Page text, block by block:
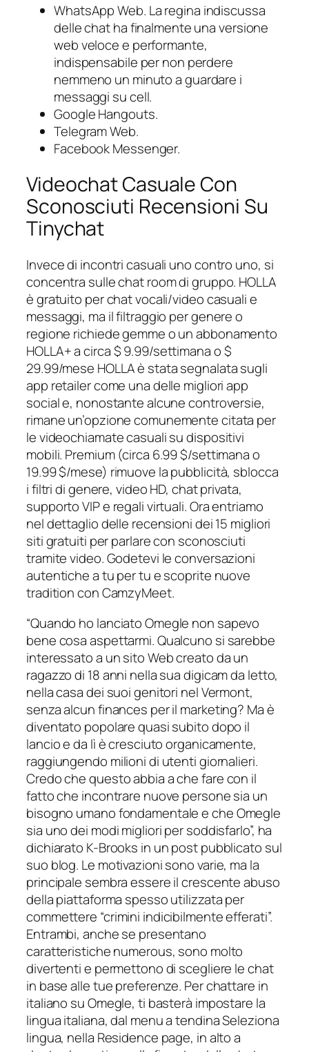
WhatsApp Web. La regina indiscussa
delle chat ha finalmente una versione
web veloce e performante,
indispensabile per non perdere
nemmeno un minuto a guardare i
messaggi su cell.
Google Hangouts.
Telegram Web.
Facebook Messenger.
Videochat Casuale Con
Sconosciuti Recensioni Su
Tinychat
Invece di incontri casuali uno contro uno, si
concentra sulle chat room di gruppo. HOLLA
è gratuito per chat vocali/video casuali e
messaggi, ma il filtraggio per genere o
regione richiede gemme o un abbonamento
HOLLA+ a circa $ 9.99/settimana o $
29.99/mese HOLLA è stata segnalata sugli
app retailer come una delle migliori app
social e, nonostante alcune controversie,
rimane un’opzione comunemente citata per
le videochiamate casuali su dispositivi
mobili. Premium (circa 6.99 $/settimana o
19.99 $/mese) rimuove la pubblicità, sblocca
i filtri di genere, video HD, chat privata,
supporto VIP e regali virtuali. Ora entriamo
nel dettaglio delle recensioni dei 15 migliori
siti gratuiti per parlare con sconosciuti
tramite video. Godetevi le conversazioni
autentiche a tu per tu e scoprite nuove
tradition con CamzyMeet.
“Quando ho lanciato Omegle non sapevo
bene cosa aspettarmi. Qualcuno si sarebbe
interessato a un sito Web creato da un
ragazzo di 18 anni nella sua digicam da letto,
nella casa dei suoi genitori nel Vermont,
senza alcun finances per il marketing? Ma è
diventato popolare quasi subito dopo il
lancio e da lì è cresciuto organicamente,
raggiungendo milioni di utenti giornalieri.
Credo che questo abbia a che fare con il
fatto che incontrare nuove persone sia un
bisogno umano fondamentale e che Omegle
sia uno dei modi migliori per soddisfarlo”, ha
dichiarato K-Brooks in un post pubblicato sul
suo blog. Le motivazioni sono varie, ma la
principale sembra essere il crescente abuso
della piattaforma spesso utilizzata per
commettere “crimini indicibilmente efferati”.
Entrambi, anche se presentano
caratteristiche numerous, sono molto
divertenti e permettono di scegliere le chat
in base alle tue preferenze. Per chattare in
italiano su Omegle, ti basterà impostare la
lingua italiana, dal menu a tendina Seleziona
lingua, nella Residence page, in alto a